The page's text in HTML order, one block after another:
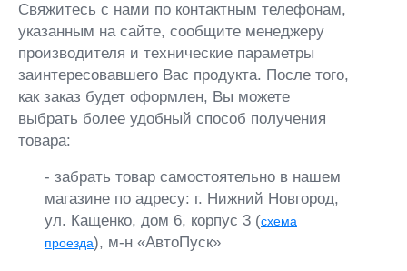
Свяжитесь с нами по контактным телефонам,
указанным на сайте, сообщите менеджеру
производителя и технические параметры
заинтересовавшего Вас продукта. После того,
как заказ будет оформлен, Вы можете
выбрать более удобный способ получения
товара:
- забрать товар самостоятельно в нашем
магазине по адресу: г. Нижний Новгород,
ул. Кащенко, дом 6, корпус 3 (схема
проезда), м-н «АвтоПуск»